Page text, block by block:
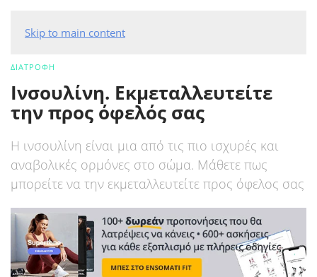
Skip to main content
ΔΙΑΤΡΟΦΗ
Ινσουλίνη. Εκμεταλλευτείτε
την προς όφελός σας
Η ινσουλίνη είναι μια από τις πιο ισχυρές και
αναβολικές ορμόνες στο σώμα. Μάθετε πως
μπορείτε να την εκμεταλλευτείτε προς όφελος σας